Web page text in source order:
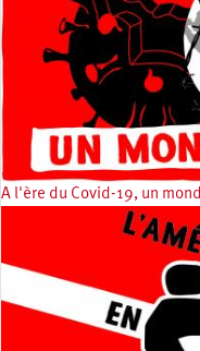
A l'ère du Covid-19, un